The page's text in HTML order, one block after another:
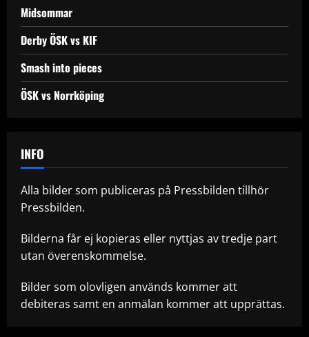
Midsommar
Derby ÖSK vs KIF
Smash into pieces
ÖSK vs Norrköping
INFO
Alla bilder som publiceras på Pressbilden tillhör
Pressbilden.
Bilderna får ej kopieras eller nyttjas av tredje part
utan överenskommelse.
Bilder som olovligen används kommer att
debiteras samt en anmälan kommer att upprättas.